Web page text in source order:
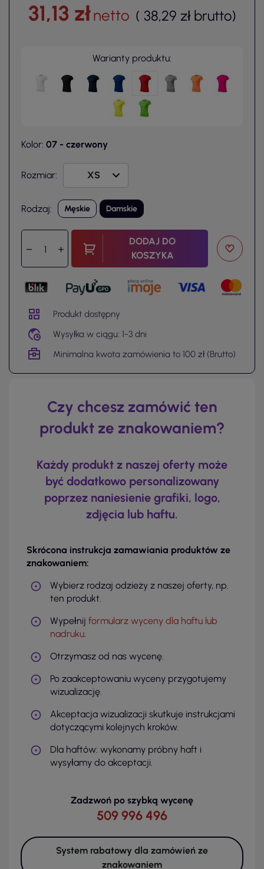
31,13 złnetto ( 38,29 zł brutto)
Warianty produktu:
Kolor: 07 - czerwony
Rozmiar:
Rodzaj: Męskie Damskie
DODAJ DO
KOSZYKA
Produkt dostępny
Wysyłka w ciągu: 1-3 dni
Minimalna kwota zamówienia to 100 zł (Brutto)
Czy chcesz zamówić ten
produkt ze znakowaniem?
Każdy produkt z naszej oferty może
być dodatkowo personalizowany
poprzez naniesienie grafiki, logo,
zdjęcia lub haftu.
Skrócona instrukcja zamawiania produktów ze
znakowaniem:
Wybierz rodzaj odzieży z naszej oferty, np.
ten produkt.
Wypełnij formularz wyceny dla haftu lub
nadruku.
Otrzymasz od nas wycenę.
Po zaakceptowaniu wyceny przygotujemy
wizualizację.
Akceptacja wizualizacji skutkuje instrukcjami
dotyczącymi kolejnych kroków.
Dla haftów: wykonamy próbny haft i
wysyłamy do akceptacji.
Zadzwoń po szybką wycenę
509 996 496
System rabatowy dla zamówień ze
znakowaniem